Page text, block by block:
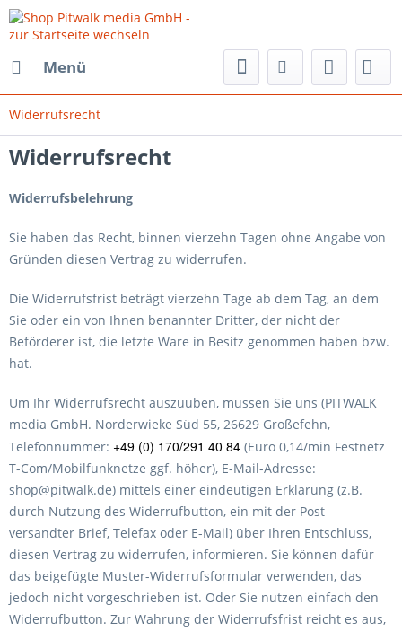
Menü
Widerrufsrecht
Widerrufsrecht
Widerrufsbelehrung
Sie haben das Recht, binnen vierzehn Tagen ohne Angabe von
Gründen diesen Vertrag zu widerrufen.
Die Widerrufsfrist beträgt vierzehn Tage ab dem Tag, an dem
Sie oder ein von Ihnen benannter Dritter, der nicht der
Beförderer ist, die letzte Ware in Besitz genommen haben bzw.
hat.
Um Ihr Widerrufsrecht auszuüben, müssen Sie uns (PITWALK
media GmbH. Norderwieke Süd 55, 26629 Großefehn,
Telefonnummer: +49 (0) 170/291 40 84 (Euro 0,14/min Festnetz
T-Com/Mobilfunknetze ggf. höher), E-Mail-Adresse:
shop@pitwalk.de) mittels einer eindeutigen Erklärung (z.B.
durch Nutzung des Widerrufbutton, ein mit der Post
versandter Brief, Telefax oder E-Mail) über Ihren Entschluss,
diesen Vertrag zu widerrufen, informieren. Sie können dafür
das beigefügte Muster-Widerrufsformular verwenden, das
jedoch nicht vorgeschrieben ist. Oder Sie nutzen einfach den
Widerrufbutton. Zur Wahrung der Widerrufsfrist reicht es aus,